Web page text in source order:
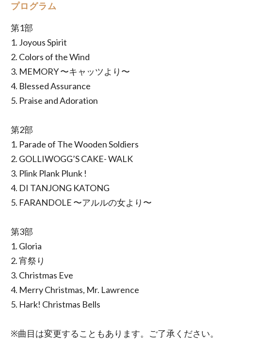
プログラム
第1部
1. Joyous Spirit
2. Colors of the Wind
3. MEMORY 〜キャッツより〜
4. Blessed Assurance
5. Praise and Adoration
第2部
1. Parade of The Wooden Soldiers
2. GOLLIWOGG’S CAKE- WALK
3. Plink Plank Plunk !
4. DI TANJONG KATONG
5. FARANDOLE 〜アルルの女より〜
第3部
1. Gloria
2. 宵祭り
3. Christmas Eve
4. Merry Christmas, Mr. Lawrence
5. Hark! Christmas Bells
※曲目は変更することもあります。ご了承ください。